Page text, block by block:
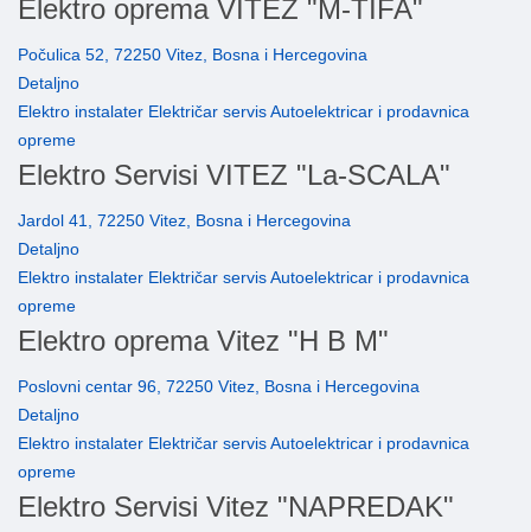
Elektro oprema VITEZ "M-TIFA"
Počulica 52, 72250 Vitez, Bosna i Hercegovina
Detaljno
Elektro instalater Električar servis Autoelektricar i prodavnica
opreme
Elektro Servisi VITEZ "La-SCALA"
Jardol 41, 72250 Vitez, Bosna i Hercegovina
Detaljno
Elektro instalater Električar servis Autoelektricar i prodavnica
opreme
Elektro oprema Vitez "H B M"
Poslovni centar 96, 72250 Vitez, Bosna i Hercegovina
Detaljno
Elektro instalater Električar servis Autoelektricar i prodavnica
opreme
Elektro Servisi Vitez "NAPREDAK"